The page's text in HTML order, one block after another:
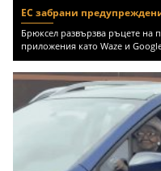
ЕС забрани
Брюксел развързва ръцете на
приложения като Waze и